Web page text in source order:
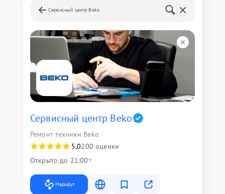
Сервисный центр Beko
Сервисный центр Beko
Ремонт техники Beko
5,0200 оценки
Открыто до 21:00
Маршрут